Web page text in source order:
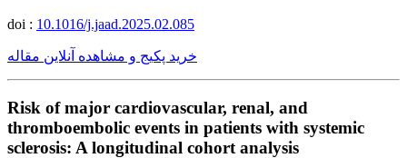
doi : 10.1016/j.jaad.2025.02.085
خرید پکیج و مشاهده آنلاین مقاله
Risk of major cardiovascular, renal, and
thromboembolic events in patients with systemic
sclerosis: A longitudinal cohort analysis